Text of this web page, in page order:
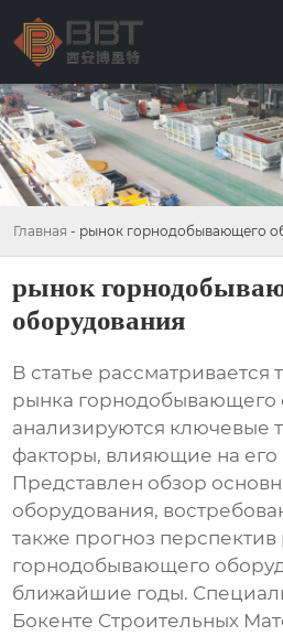
Главная - рынок горнодобывающего
рынок
оборудования
В статье рассматривается
рынка горнодобывающего
анализируются ключевые
факторы, влияющие на его
Представлен обзор
оборудования,
также прогноз перспектив
горнодобывающего
ближайшие годы.
Бокенте Строительных